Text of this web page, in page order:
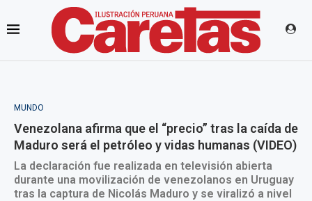
MUNDO
Venezolana afirma que el “precio” tras la caída de
Maduro será el petróleo y vidas humanas (VIDEO)
La declaración fue realizada en televisión abierta
durante una movilización de venezolanos en Uruguay
tras la captura de Nicolás Maduro y se viralizó a nivel